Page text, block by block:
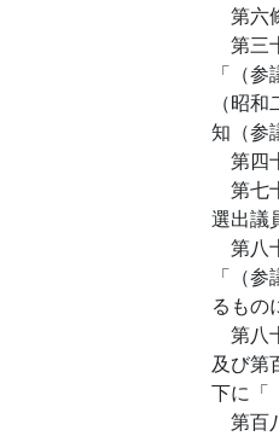
第六
第三
「（
（昭
知（参
第四
第七
選出議
第八
「（
るもの
第八
及び第
下に「
第百